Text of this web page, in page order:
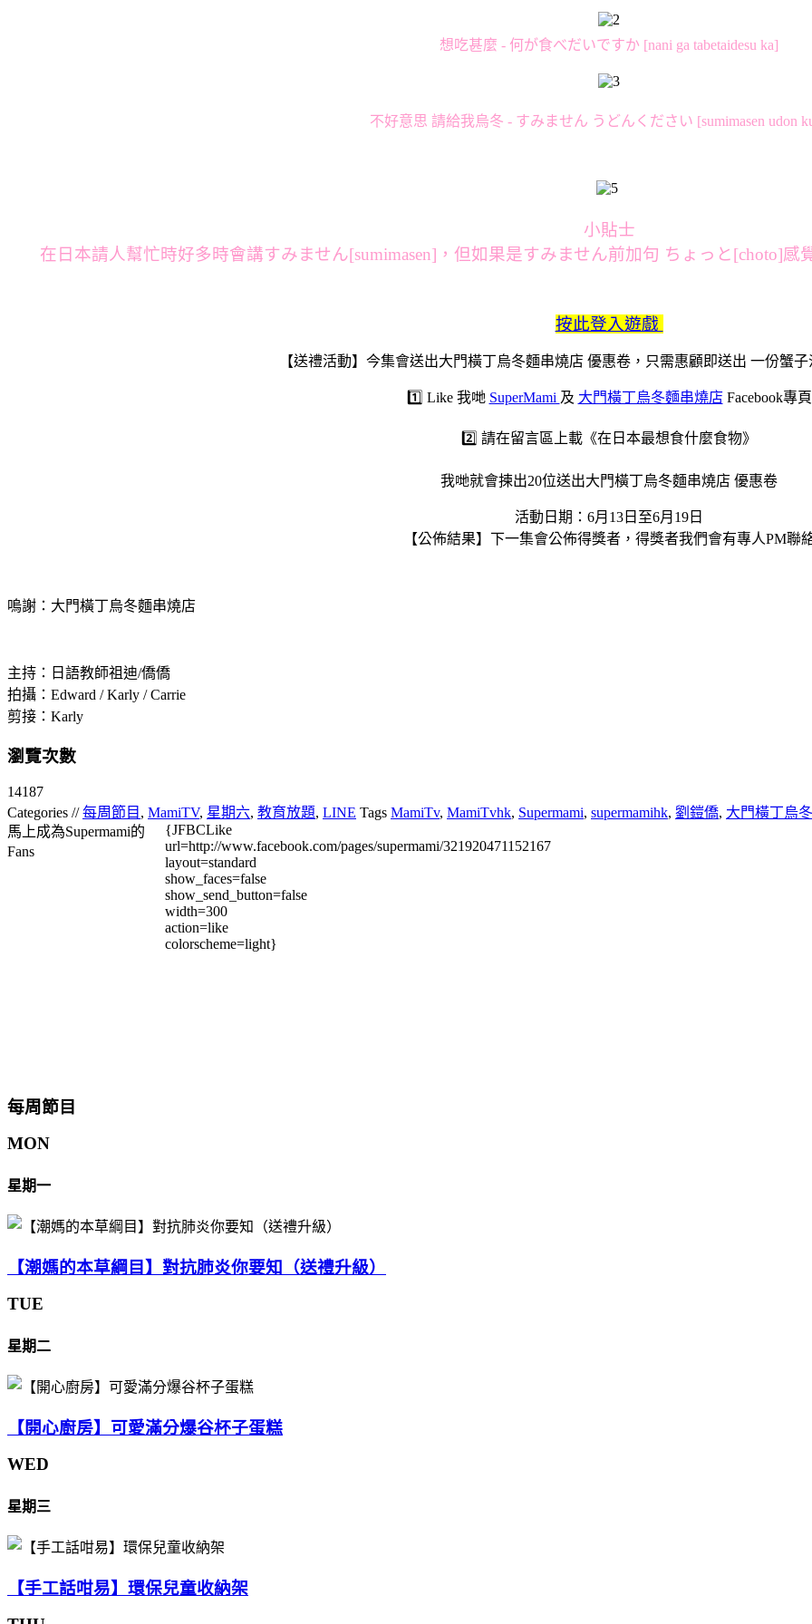
想吃甚麼 - 何が食べだいですか [nani ga tabetaidesu ka]
不好意思 請給我烏冬 - すみません うどんください [sumimasen udon
小貼士
在日本請人幫忙時好多時會講すみません[sumimasen]，但如果是すみません前加句 ちょっと[choto]
按此登入遊戲
【送禮活動】今集會送出大門橫丁烏冬麵串燒店 優惠卷，只需惠顧即送出 一份蟹
1️⃣ Like 我哋 SuperMami 及 大門橫丁烏冬麵串燒店Facebook專頁
2️⃣ 請在留言區上載《在日本最想食什麼食物》
我哋就會揀出20位送出大門橫丁烏冬麵串燒店 優惠卷
活動日期：6月13日至6月19日
【公佈結果】下一集會公佈得獎者，得獎者我們會有專人PM聯
嗚謝：大門橫丁烏冬麵串燒店
主持：日語教師祖迪/僑僑
拍攝：Edward / Karly / Carrie
剪接：Karly
瀏覽次數
14187
Categories //每周節目 , MamiTV, 星期六, 教育放題, LINE Tags MamiTv, MamiTvhk, Supermami, supermamihk, 劉鎧僑, 大門橫丁烏
馬上成為Supermami的
Fans
{JFBCLike
url=http://www.facebook.com/pages/supermami/321920471152167
layout=standard
show_faces=false
show_send_button=false
width=300
action=like
colorscheme=light}
每周節目
MON
星期一
【潮媽的本草綱目】對抗肺炎你要知（送禮升級）
TUE
星期二
【開心廚房】可愛滿分爆谷杯子蛋糕
WED
星期三
【手工話咁易】環保兒童收納架